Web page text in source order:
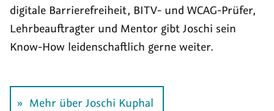
digitale Barriere­freiheit, BITV- und WCAG-Prüfer,
Lehr­beauf­tragter und Mentor gibt Joschi sein
Know-How leiden­schaftlich gerne weiter.
Mehr über Joschi Kuphal